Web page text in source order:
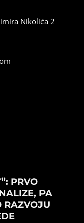
Nikolića 2
PRVO
PA
RAZVOJU